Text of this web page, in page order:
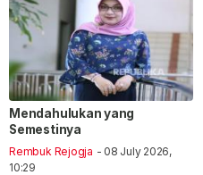
Mendahulukan yang
Semestinya
Rembuk Rejogja - 08 July 2026,
10:29